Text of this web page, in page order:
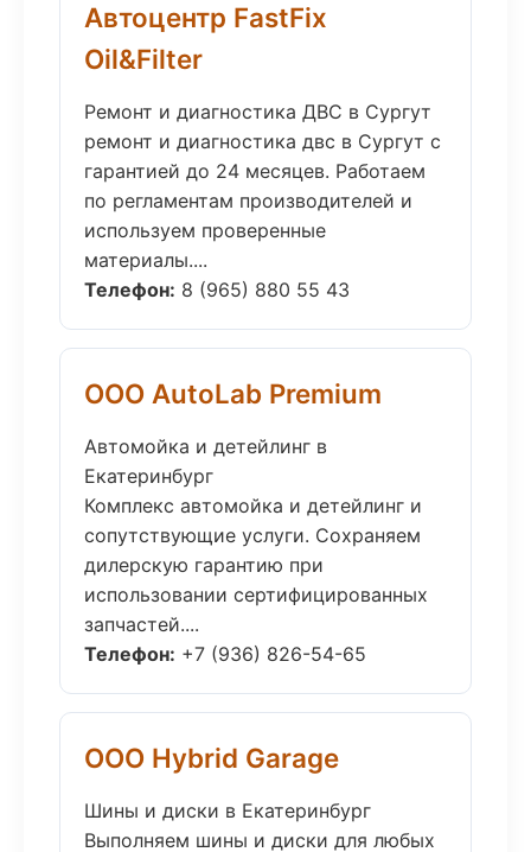
Автоцентр FastFix
Oil&Filter
Ремонт и диагностика ДВС в Сургут
ремонт и диагностика двс в Сургут с
гарантией до 24 месяцев. Работаем
по регламентам производителей и
используем проверенные
материалы....
Телефон: 8 (965) 880 55 43
ООО AutoLab Premium
Автомойка и детейлинг в
Екатеринбург
Комплекс автомойка и детейлинг и
сопутствующие услуги. Сохраняем
дилерскую гарантию при
использовании сертифицированных
запчастей....
Телефон: +7 (936) 826-54-65
ООО Hybrid Garage
Шины и диски в Екатеринбург
Выполняем шины и диски для любых